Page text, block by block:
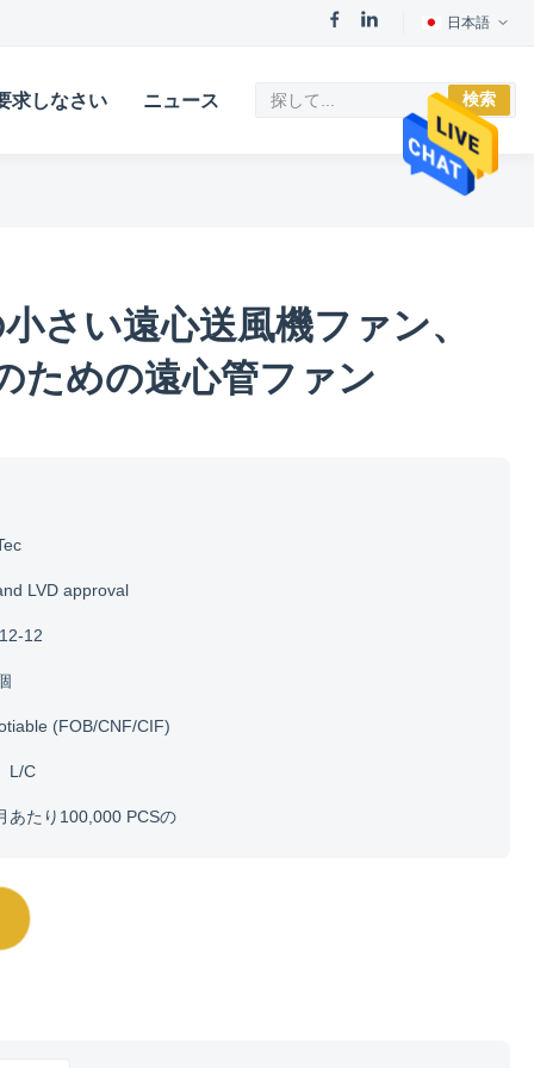
日本語
求しなさい ニュース 検索
さい遠心送風機ファン、
ための遠心管ファン
LVD approval
12
(FOB/CNF/CIF)
L/C
あたり100,000 PCSの